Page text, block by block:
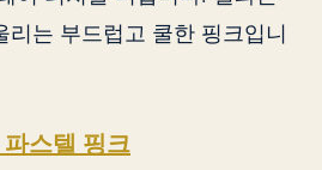
리는 부드럽고 쿨한 핑크입니
스텔 핑크